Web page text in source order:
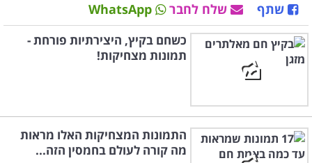
שתף שלח לחבר WhatsApp
כשחם בקיץ, היצירתיות פורחת -
תמונות מצחיקות!
התמונות המצחיקות האלו מראות
מה קורה לעולם בחמסין הזה...